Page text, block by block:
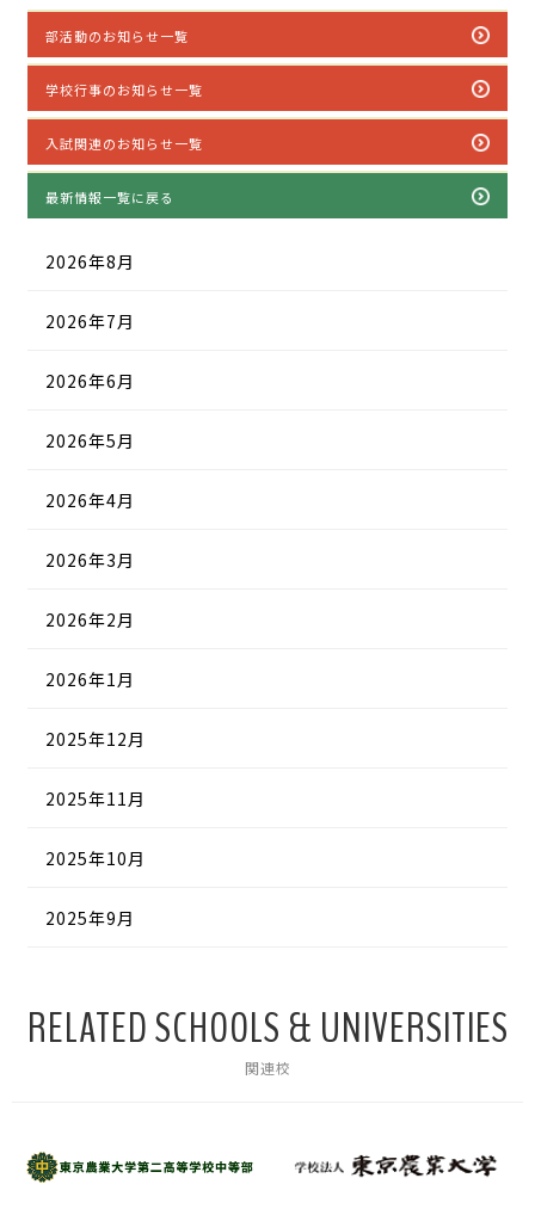
部活動のお知らせ一覧
学校行事のお知らせ一覧
入試関連のお知らせ一覧
最新情報一覧に戻る
2026年8月
2026年7月
2026年6月
2026年5月
2026年4月
2026年3月
2026年2月
2026年1月
2025年12月
2025年11月
2025年10月
2025年9月
RELATED SCHOOLS & UNIVERSITIES
関連校